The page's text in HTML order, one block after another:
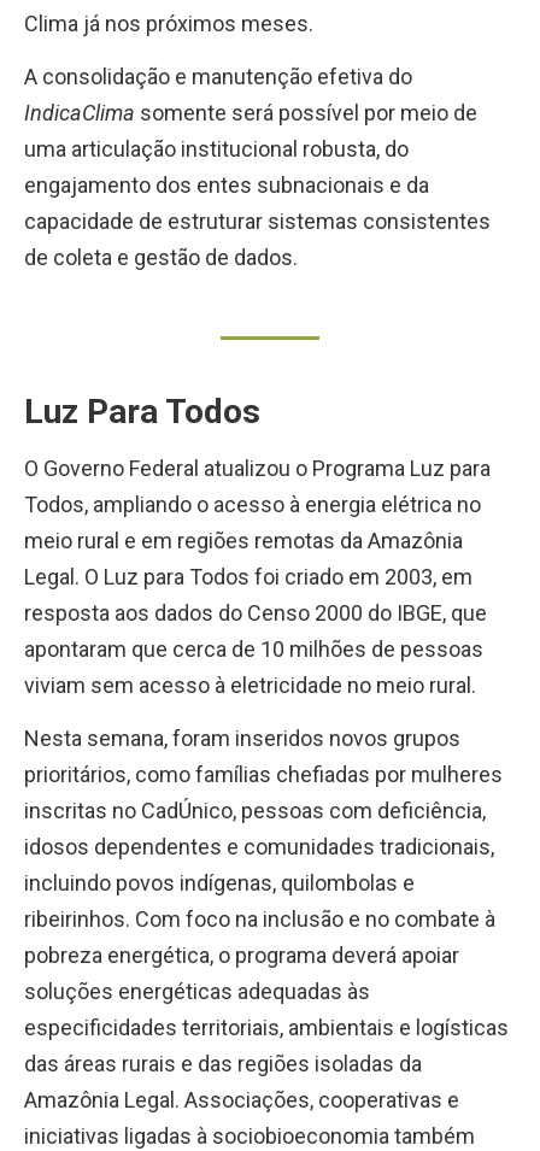
Clima já nos próximos meses.
A consolidação e manutenção efetiva do
IndicaClima somente será possível por meio de
uma articulação institucional robusta, do
engajamento dos entes subnacionais e da
capacidade de estruturar sistemas consistentes
de coleta e gestão de dados.
Luz Para Todos
O Governo Federal atualizou o Programa Luz para
Todos, ampliando o acesso à energia elétrica no
meio rural e em regiões remotas da Amazônia
Legal. O Luz para Todos foi criado em 2003, em
resposta aos dados do Censo 2000 do IBGE, que
apontaram que cerca de 10 milhões de pessoas
viviam sem acesso à eletricidade no meio rural.
Nesta semana, foram inseridos novos grupos
prioritários, como famílias chefiadas por mulheres
inscritas no CadÚnico, pessoas com deficiência,
idosos dependentes e comunidades tradicionais,
incluindo povos indígenas, quilombolas e
ribeirinhos. Com foco na inclusão e no combate à
pobreza energética, o programa deverá apoiar
soluções energéticas adequadas às
especificidades territoriais, ambientais e logísticas
das áreas rurais e das regiões isoladas da
Amazônia Legal. Associações, cooperativas e
iniciativas ligadas à sociobioeconomia também